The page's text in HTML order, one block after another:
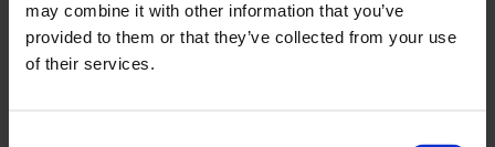
may combine it with other information that you’ve
provided to them or that they’ve collected from your use
of their services.
det tidvis krevende. Bygget ligger like
ved jernbanen som også krevde spesielle